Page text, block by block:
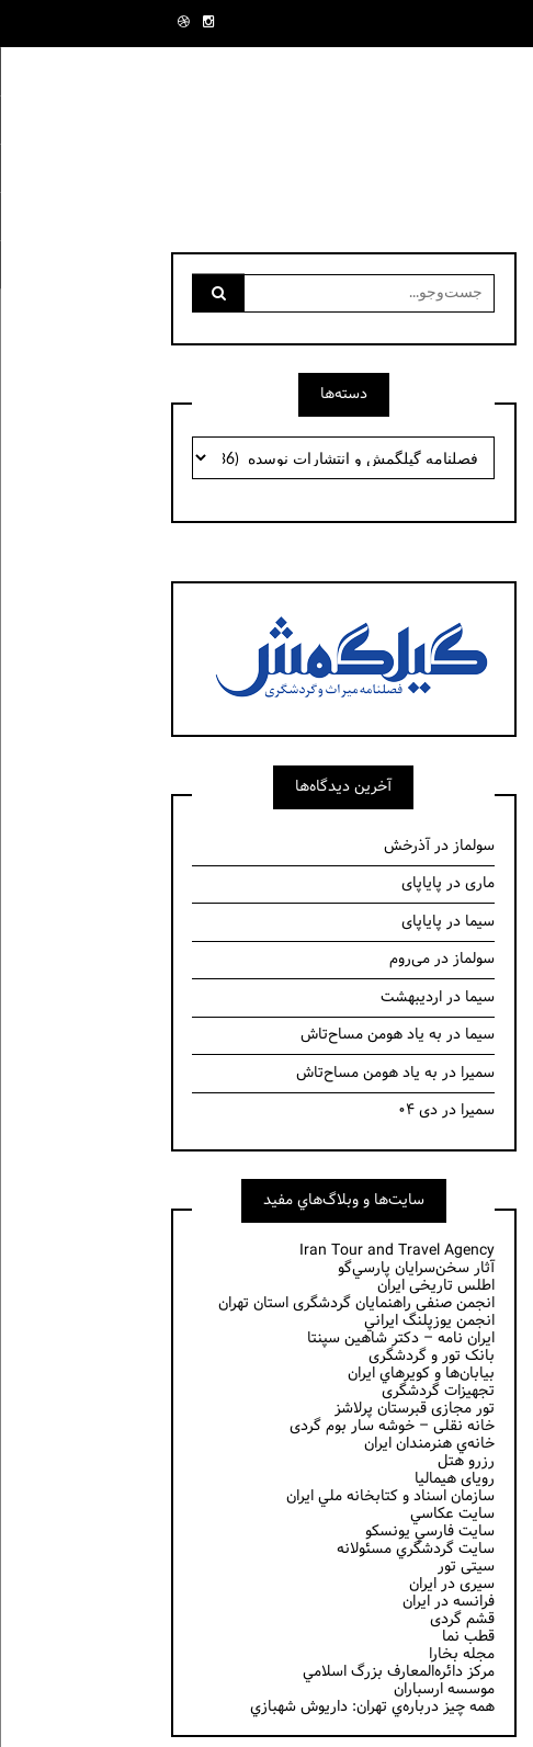
جست‌وجو
برای:
دسته‌ها
دسته‌ها
آخرین دیدگاه‌ها
سولمازدرآذرخش
ماریدر پایاپای
سیما در پایاپای
سولمازدرمی‌روم
سیما دراردیبهشت
سیما در به یاد هومن مساح‌تاش
سمیرا در به یاد هومن مساح‌تاش
سمیرا دردی ۰۴
سايت‌ها و وبلاگ‌هاي مفيد
Iran Tour and Travel Agency
آثار سخن‌سرايان پارسي‌گو
اطلس تاریخی ایران
انجمن صنفی راهنمایان گردشگری استان تهران
انجمن يوزپلنگ ايراني
ایران نامه – دکتر شاهین سپنتا
بانک تور و گردشگری
بيابان‌ها و كويرهاي ايران
تجهیزات گردشگری
تور مجازی قبرستان پرلاشز
خانه نقلی – خوشه سار بوم گردی
خانه‌ي هنرمندان ايران
رزرو هتل
رویای هیمالیا
سازمان اسناد و كتابخانه ملي ايران
سايت عكاسي
سايت فارسي يونسكو
سايت گردشگري مسئولانه
سیتی تور
سیری در ایران
فرانسه در ايران
قشم گردی
قطب نما
مجله بخارا
مركز دائره‌المعارف بزرگ اسلامي
موسسه ارسباران
همه چيز درباره‌ي تهران: داريوش شهبازي